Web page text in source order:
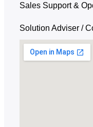
Sales Support &
Solution Adviser /